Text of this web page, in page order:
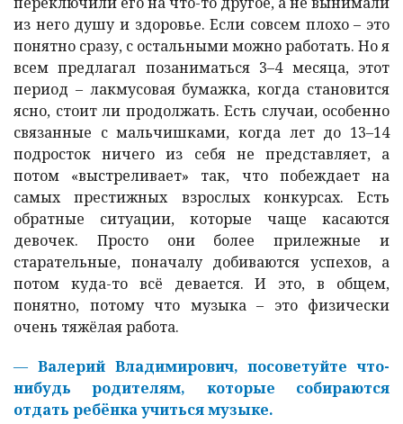
из него душу и здоровье. Если совсем плохо – это
понятно сразу, с остальными можно работать. Но я
всем предлагал позаниматься 3–4 месяца, этот
период – лакмусовая бумажка, когда становится
ясно, стоит ли продолжать. Есть случаи, особенно
связанные с мальчишками, когда лет до 13–14
подросток ничего из себя не представляет, а
потом «выстреливает» так, что побеждает на
самых престижных взрослых конкурсах. Есть
обратные ситуации, которые чаще касаются
девочек. Просто они более прилежные и
старательные, поначалу добиваются успехов, а
потом куда-то всё девается. И это, в общем,
понятно, потому что музыка – это физически
очень тяжёлая работа.
— Валерий Владимирович, посоветуйте что-
нибудь родителям, которые собираются
отдать ребёнка учиться музыке.